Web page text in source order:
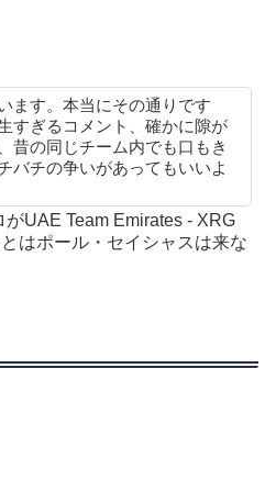
ます。本当にその通りです
すぎるコメント、確かに隙が
昔の同じチーム内でも口もき
バチの争いがあってもいいよ
UAE Team Emirates - XRG
はポール・セイシャスは来な